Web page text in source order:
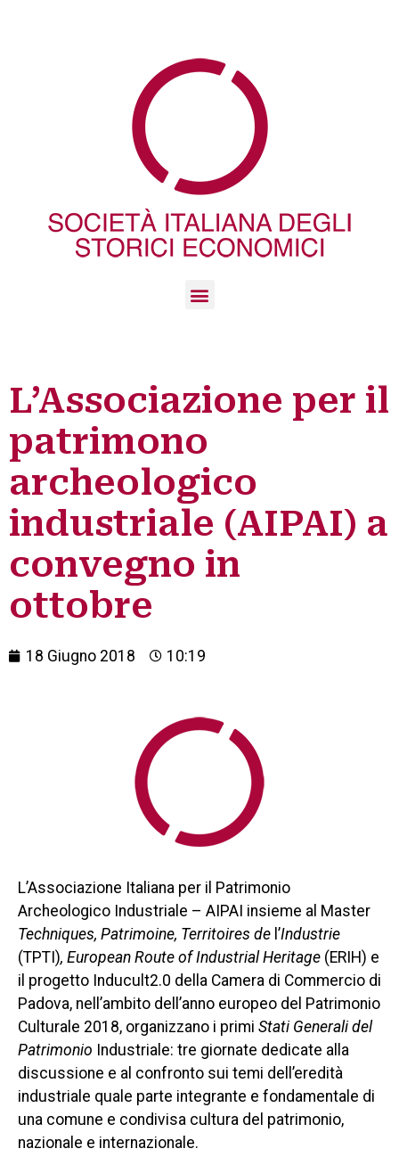
L’Associazione per il
patrimono
archeologico
industriale (AIPAI) a
convegno in
ottobre
18 Giugno 2018 10:19
L’Associazione Italiana per il Patrimonio
Archeologico Industriale – AIPAI insieme al Master
Techniques, Patrimoine, Territoires de l’Industrie
(TPTI), European Route of Industrial Heritage (ERIH) e
il progetto Inducult2.0 della Camera di Commercio di
Padova, nell’ambito dell’anno europeo del Patrimonio
Culturale 2018, organizzano i primi Stati Generali del
Patrimonio Industriale: tre giornate dedicate alla
discussione e al confronto sui temi dell’eredità
industriale quale parte integrante e fondamentale di
una comune e condivisa cultura del patrimonio,
nazionale e internazionale.